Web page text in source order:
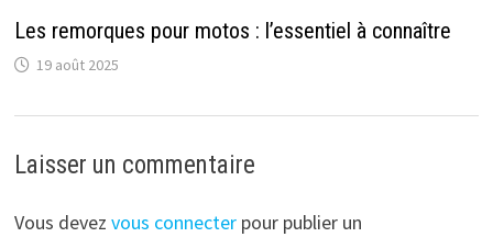
Les remorques pour motos : l’essentiel à connaître
19 août 2025
Laisser un commentaire
Vous devez vous connecterpour publier un